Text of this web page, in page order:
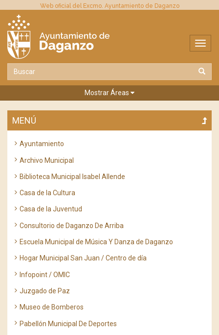
Web oficial del Excmo. Ayuntamiento de Daganzo
Mostrar Áreas
MENÚ
Ayuntamiento
Archivo Municipal
Biblioteca Municipal Isabel Allende
Casa de la Cultura
Casa de la Juventud
Consultorio de Daganzo De Arriba
Escuela Municipal de Música Y Danza de Daganzo
Hogar Municipal San Juan / Centro de día
Infopoint / OMIC
Juzgado de Paz
Museo de Bomberos
Pabellón Municipal De Deportes